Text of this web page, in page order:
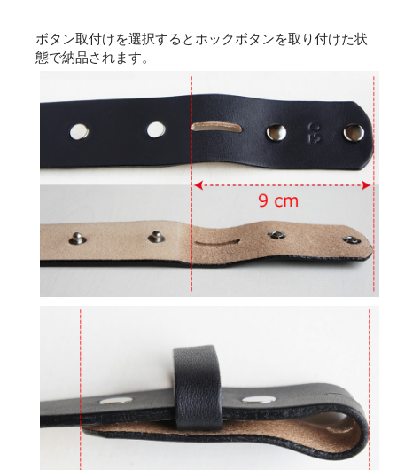
ボタン取付けを選択するとホックボタンを取り付けた状
態で納品されます。